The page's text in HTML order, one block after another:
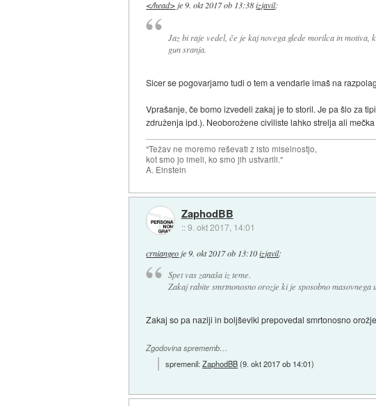
</head> je 9. okt 2017 ob 13:38 izjavil:
Jaz bi raje vedel, če je kaj novega glede morilca in motiva,
gun sranja.
Sicer se pogovarjamo tudi o tem a vendarle imaš na
Vprašanje, če bomo izvedeli zakaj je to storil. Je pa šlo za
združenja ipd.). Neoborožene civiliste lahko strelja ali
"Težav ne moremo reševati z isto miselnostjo,
kot smo jo imeli, ko smo jih ustvarili."
A. Einstein
ZaphodBB
::9. okt 2017, 14:01
crniangeoje9. okt 2017 ob 13:10 izjavil:
Spet vas zanaša iz teme.
Zakaj rabite smrtnonosno orozje ki je sposobno masovnega
Zakaj so pa naziji in boljševiki prepovedal smrtonosno
Zgodovina sprememb…
spremenil:ZaphodBB(9. okt 2017 ob 14:01)